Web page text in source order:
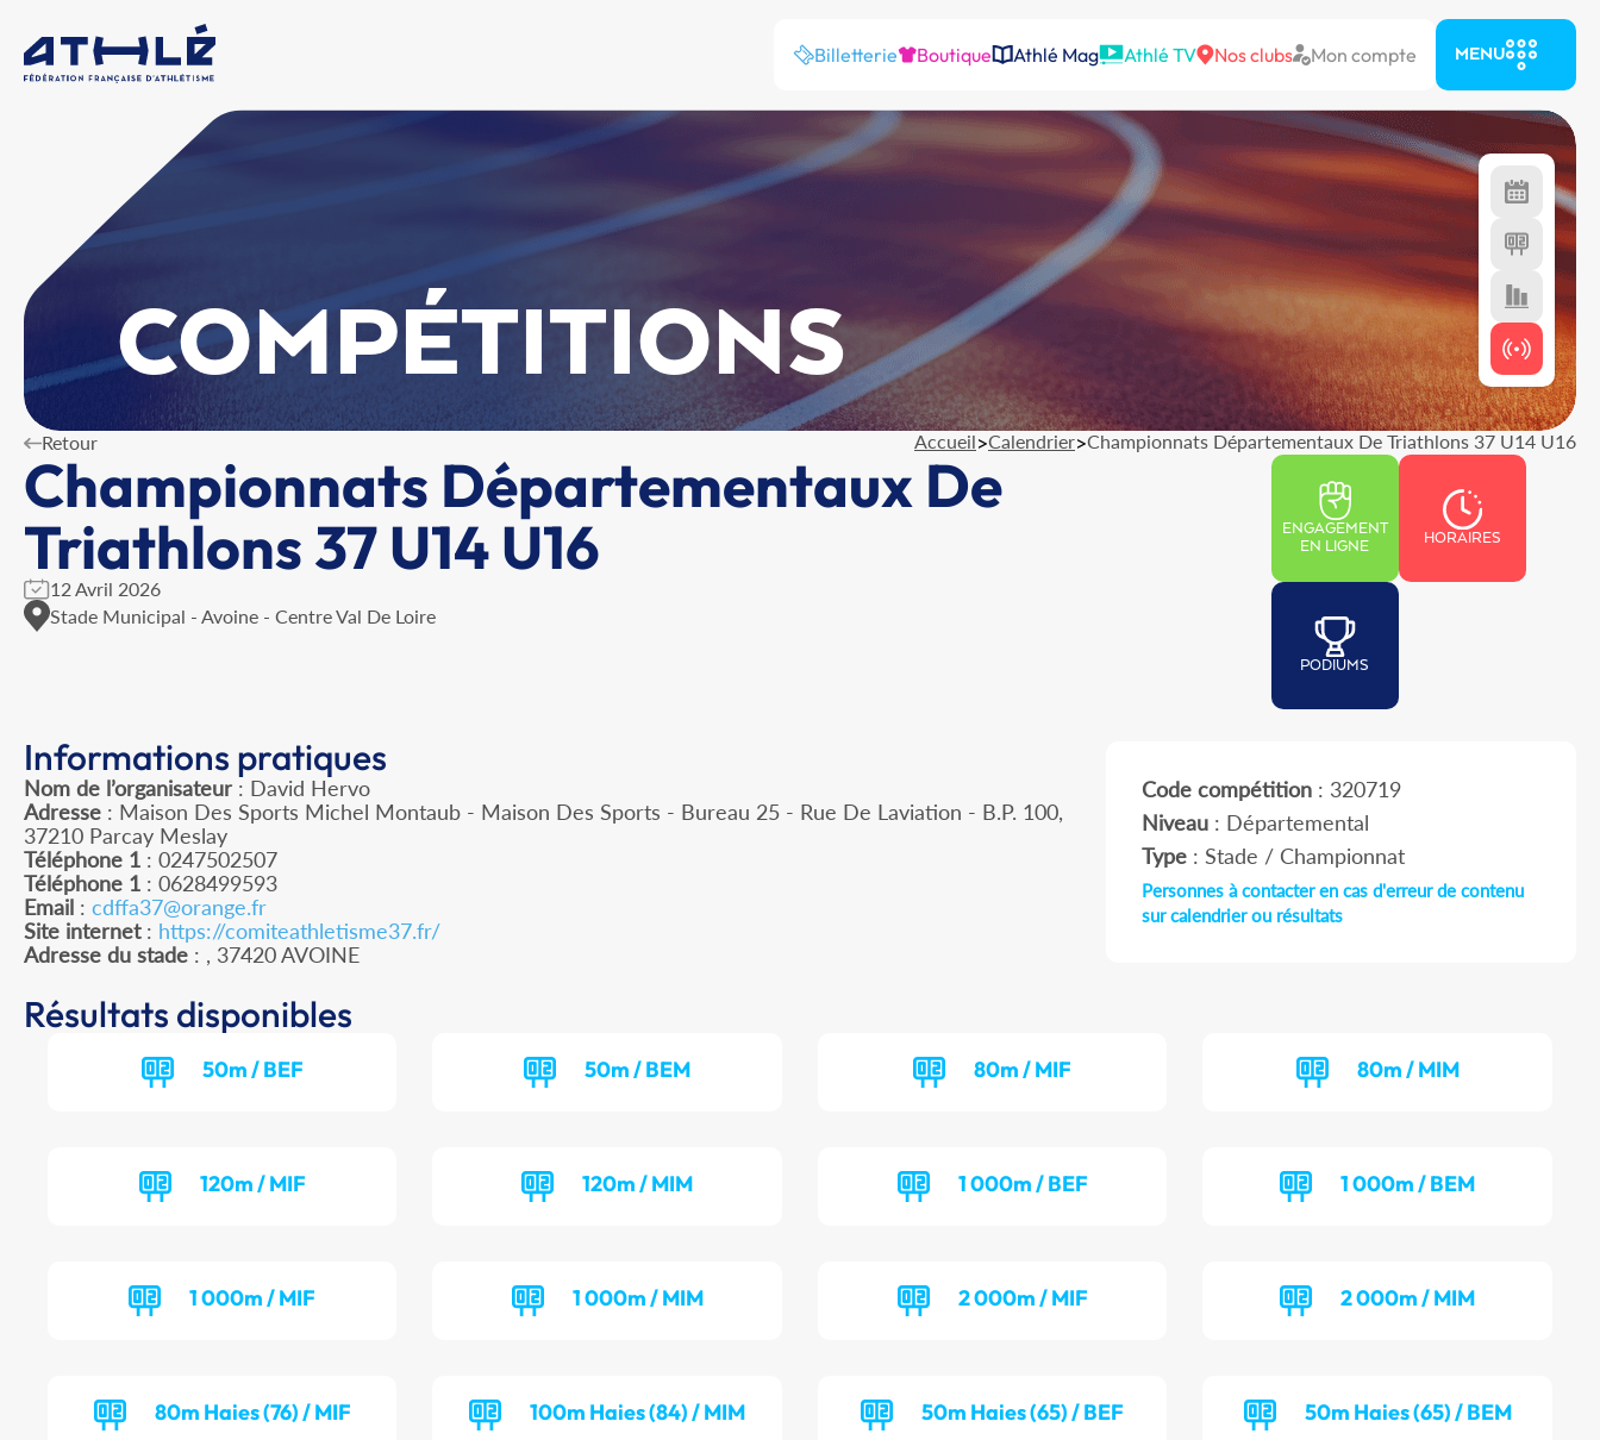
Billetterie Boutique Athlé Mag Athlé TV Nos clubs Mon compte MENU
COMPÉTITIONS
Retour Accueil>Calendrier>Championnats Départementaux De Triathlons 37 U14 U16
Championnats Départementaux De
Triathlons 37 U14 U16
12 Avril 2026
Stade Municipal - Avoine - Centre Val De Loire
ENGAGEMENT
EN LIGNE
HORAIRES
PODIUMS
Informations pratiques
Nom de l’organisateur : David Hervo
Adresse : Maison Des Sports Michel Montaub - Maison Des Sports - Bureau 25 - Rue De Laviation - B.P. 100,
37210 Parcay Meslay
Téléphone 1 : 0247502507
Téléphone 1 : 0628499593
Email : cdffa37@orange.fr
Site internet: https://comiteathletisme37.fr/
Adresse du stade : , 37420 AVOINE
Code compétition: 320719
Niveau: Départemental
Type: Stade / Championnat
Personnes à contacter en cas d'erreur de contenu
sur calendrier ou résultats
Résultats disponibles
50m / BEF 50m / BEM 80m / MIF 80m / MIM
120m / MIF 120m / MIM 1 000m / BEF 1 000m / BEM
1 000m / MIF 1 000m / MIM 2 000m / MIF 2 000m / MIM
80m Haies (76) / MIF 100m Haies (84) / MIM 50m Haies (65) / BEF 50m Haies (65) / BEM